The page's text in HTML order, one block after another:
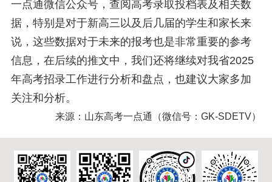
一点通微信公众号，查阅高考录取投档表及相关数
据，特别是对于新高三以及后几届的学生和家长来
说，这些数据对于未来的报考也是非常重要的参考
信息，在后续的推文中，我们还将继续对我省2025
年高考招录工作进行分析和盘点，也建议大家多加
关注和分析。
来源：山东高考一点通（微信号：GK-SDETV）